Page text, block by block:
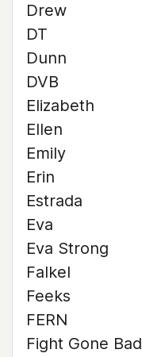
Drew
DT
Dunn
DVB
Elizabeth
Ellen
Emily
Erin
Estrada
Eva
Eva Strong
Falkel
Feeks
FERN
Fight Gone Bad